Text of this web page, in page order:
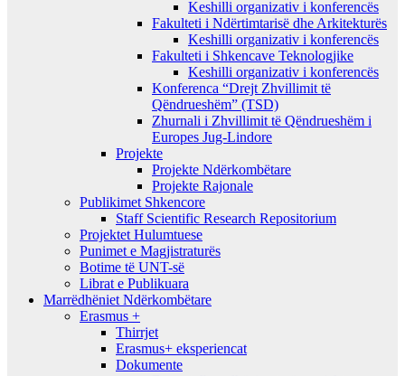
Keshilli organizativ i konferencës
Fakulteti i Ndërtimtarisë dhe Arkitekturës
Keshilli organizativ i konferencës
Fakulteti i Shkencave Teknologjike
Keshilli organizativ i konferencës
Konferenca “Drejt Zhvillimit të
Qëndrueshëm” (TSD)
Zhurnali i Zhvillimit të Qëndrueshëm i
Europes Jug-Lindore
Projekte
Projekte Ndërkombëtare
Projekte Rajonale
Publikimet Shkencore
Staff Scientific Research Repositorium
Projektet Hulumtuese
Punimet e Magjistraturës
Botime të UNT-së
Librat e Publikuara
Marrëdhëniet Ndërkombëtare
Erasmus +
Thirrjet
Erasmus+ eksperiencat
Dokumente